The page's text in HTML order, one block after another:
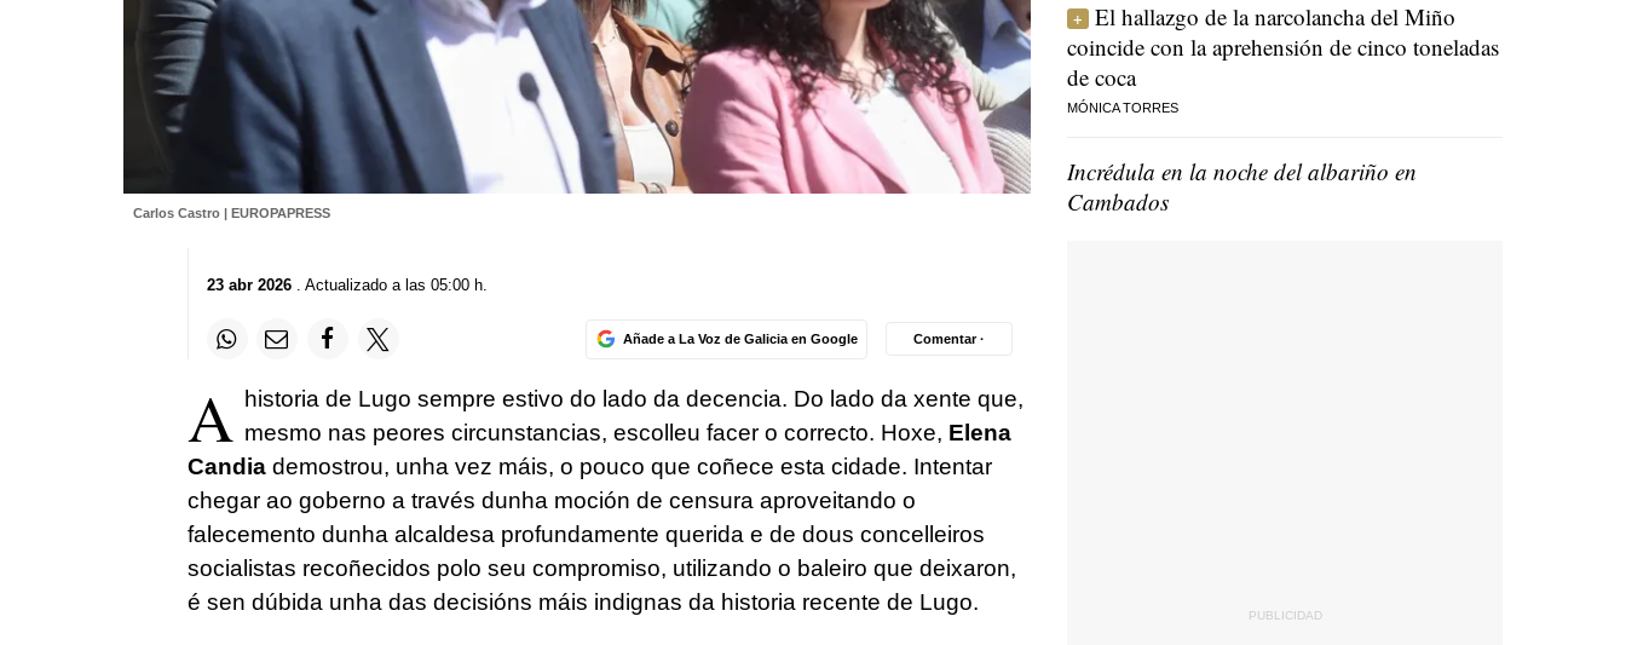
Carlos Castro | EUROPAPRESS
23 abr 2026. Actualizado a las 05:00 h.
Añade a La Voz de Galicia en Google Comentar ·
A historia de Lugo sempre estivo do lado da decencia. Do lado da xente que,
mesmo nas peores circunstancias, escolleu facer o correcto. Hoxe, Elena
Candiademostrou, unha vez máis, o pouco que coñece esta cidade. Intentar
chegar ao goberno a través dunha moción de censura aproveitando o
falecemento dunha alcaldesa profundamente querida e de dous concelleiros
socialistas recoñecidos polo seu compromiso, utilizando o baleiro que deixaron,
é sen dúbida unha das decisións máis indignas da historia recente de Lugo.
El hallazgo de la narcolancha del Miño
coincide con la aprehensión de cinco toneladas
de coca
MÓNICA TORRES
Incrédula en la noche del albariño en
Cambados